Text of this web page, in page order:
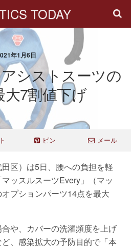
TODAY
年1月6日
シストスーツの
7割値下げ
ピン メール
区）は5日、腰への負担を軽
ッスルスーツEvery」（マッ
プションパーツ14点を最大
や、カバーの洗濯頻度を上げ
、感染拡大の予防目的で「本